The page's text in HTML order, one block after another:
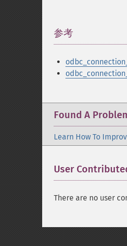
参考
Found A
Learn How To
User
There are no user